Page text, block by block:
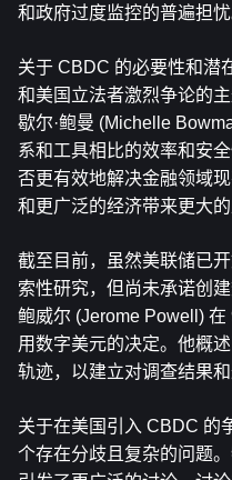
和政府过度监控的普遍担忧
关于 CBDC 的必要性和潜
和美国立法者激烈争论的
歇尔·鲍曼 (Michelle
系和工具相比的效率和安
否更有效地解决金融领域
和更广泛的经济带来更大的
截至目前，虽然美联储已
索性研究，但尚未承诺创
鲍威尔 (Jerome Powell)
用数字美元的决定。他概
轨迹，以建立对调查结果和
关于在美国引入 CBDC 的
个存在分歧且复杂的问题